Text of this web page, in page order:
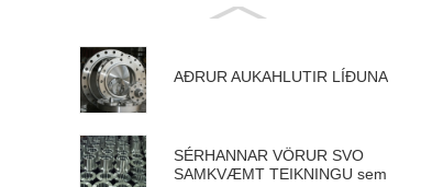
AÐRUR AUKAHLUTIR LÍÐUNA
SÉRHANNAR VÖRUR SVO
SAMKVÆMT TEIKNINGU sem